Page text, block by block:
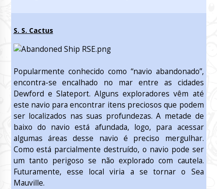
S. S. Cactus
Popularmente conhecido como “navio abandonado”,
encontra-se encalhado no mar entre as cidades
Dewford e Slateport. Alguns exploradores vêm até
este navio para encontrar itens preciosos que podem
ser localizados nas suas profundezas. A metade de
baixo do navio está afundada, logo, para acessar
algumas áreas desse navio é preciso mergulhar.
Como está parcialmente destruído, o navio pode ser
um tanto perigoso se não explorado com cautela.
Futuramente, esse local viria a se tornar o Sea
Mauville.